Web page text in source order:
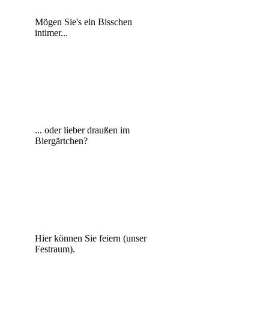
Mögen Sie's ein Bisschen
intimer...
... oder lieber draußen im
Biergärtchen?
Hier können Sie feiern (unser
Festraum).